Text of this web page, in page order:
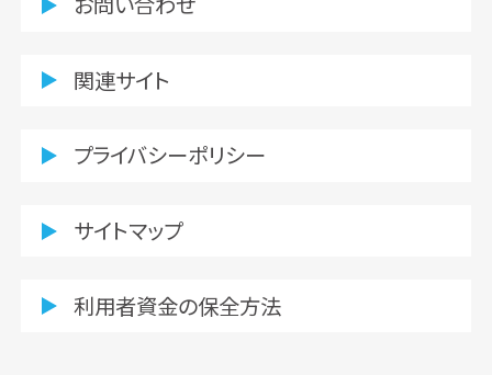
関連サイト
プライバシーポリシー
サイトマップ
利用者資金の保全方法